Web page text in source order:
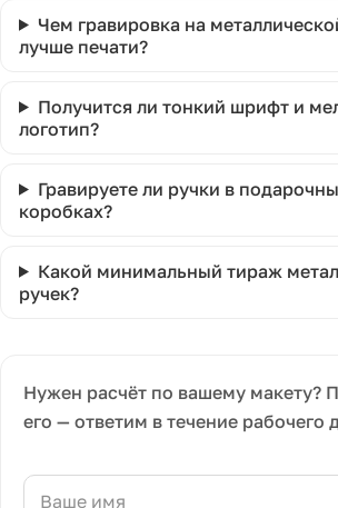
Чем гравировка на
лучше печати?
Получится ли тонкий шрифт и
логотип?
Гравируете ли ручки в
коробках?
Какой минимальный тираж
ручек?
Нужен расчёт по вашему макету?
его — ответим в течение рабочего